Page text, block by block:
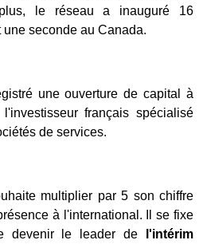
le réseau a inauguré 16
une seconde au Canada.
une ouverture de capital à
français spécialisé
de services.
multiplier par 5 son chiffre
à l'international. Il se fixe
devenir le leader de
l'intérim